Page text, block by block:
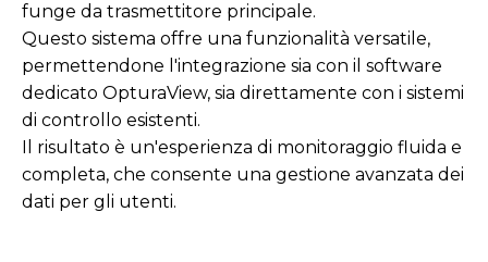
funge da trasmettitore principale.
Questo sistema offre una funzionalità versatile,
permettendone l'integrazione sia con il software
dedicato OpturaView, sia direttamente con i sistemi
di controllo esistenti.
Il risultato è un'esperienza di monitoraggio fluida e
completa, che consente una gestione avanzata dei
dati per gli utenti.